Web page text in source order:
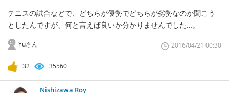
テニスの試合などで、どちらが優勢でどちらが劣勢なのか聞こう
としたんですが、何と言えば良いか分かりませんでした…。
Yuさん 2016/04/21 00:30
32 35560
Nishizawa Roy